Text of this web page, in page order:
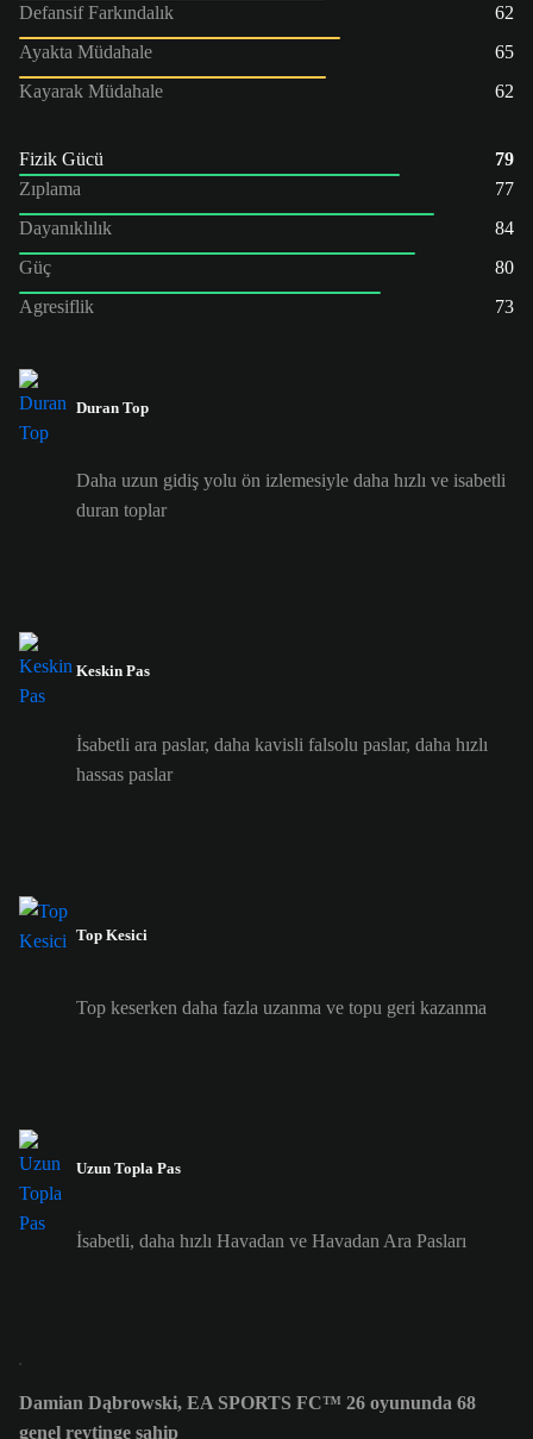
Defansif Farkındalık
62
Ayakta Müdahale
65
Kayarak Müdahale
62
Fizik Gücü
79
Zıplama
77
Dayanıklılık
84
Güç
80
Agresiflik
73
Duran Top
Daha uzun gidiş yolu ön izlemesiyle daha hızlı ve isabetli
duran toplar
Keskin Pas
İsabetli ara paslar, daha kavisli falsolu paslar, daha hızlı
hassas paslar
Top Kesici
Top keserken daha fazla uzanma ve topu geri kazanma
Uzun Topla Pas
İsabetli, daha hızlı Havadan ve Havadan Ara Pasları
Damian Dąbrowski, EA SPORTS FC™ 26 oyununda 68
genel reytinge sahip